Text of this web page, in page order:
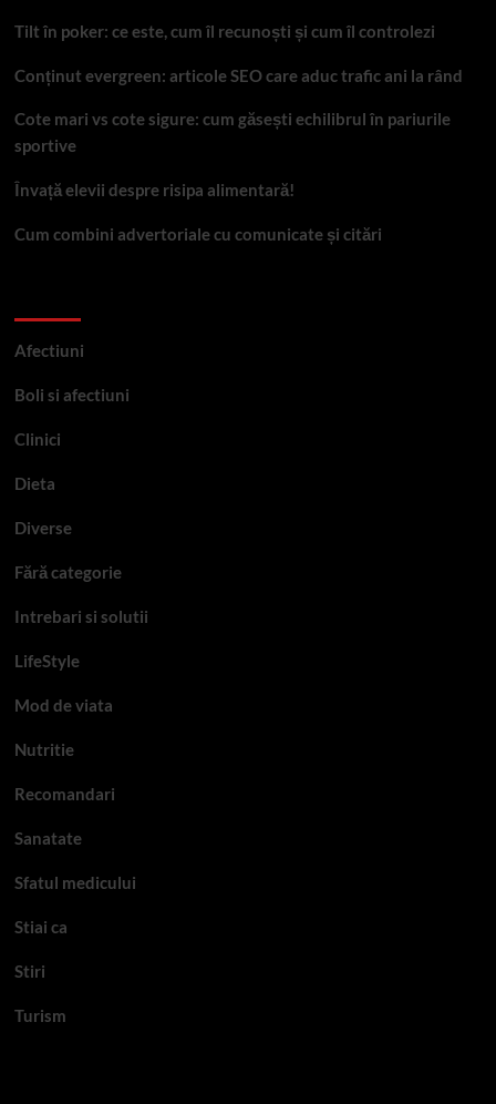
Tilt în poker: ce este, cum îl recunoști și cum îl controlezi
Conținut evergreen: articole SEO care aduc trafic ani la rând
Cote mari vs cote sigure: cum găsești echilibrul în pariurile
sportive
Învață elevii despre risipa alimentară!
Cum combini advertoriale cu comunicate și citări
Afectiuni
Boli si afectiuni
Clinici
Dieta
Diverse
Fără categorie
Intrebari si solutii
LifeStyle
Mod de viata
Nutritie
Recomandari
Sanatate
Sfatul medicului
Stiai ca
Stiri
Turism